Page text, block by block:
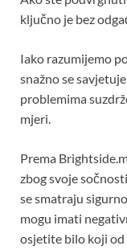
ključno je bez
Iako razumijemo
snažno se
problemima
mjeri.
Prema
zbog svoje
se smatraju
mogu imati
osjetite bilo koji od